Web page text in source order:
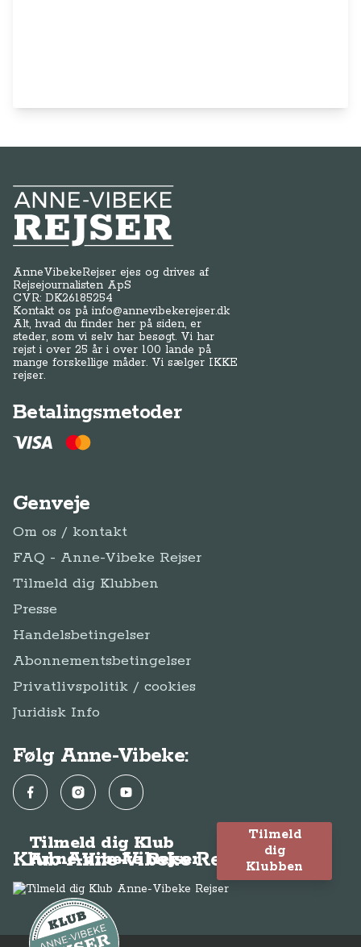
Anne-Vibeke Rejser
AnneVibekeRejser ejes og drives af
Rejsejournalisten ApS
CVR: DK26185254
Kontakt os påinfo@annevibekerejser.dk
Alt, hvad du finder her på siden, er
steder, som vi selv har besøgt. Vi har
rejst i over 25 år i over 100 lande på
mange forskellige måder. Vi sælger IKKE
rejser.
Betalingsmetoder
Genveje
Om os / kontakt
FAQ - Anne-Vibeke Rejser
Tilmeld dig Klubben
Presse
Handelsbetingelser
Abonnementsbetingelser
Privatlivspolitik / cookies
Juridisk Info
Følg Anne-Vibeke:
FacebookInstagramYouTube
Klub Anne-Vibeke Rejser
Tilmeld dig Klub
Anne-Vibeke Rejser
Tilmeld
dig
Klubben